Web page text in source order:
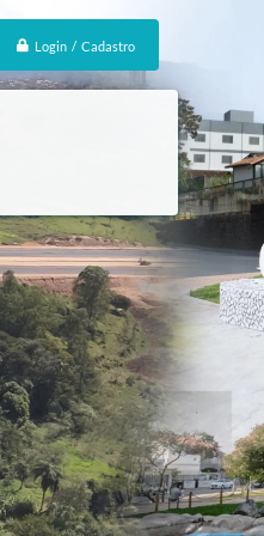
Login / Cadastro